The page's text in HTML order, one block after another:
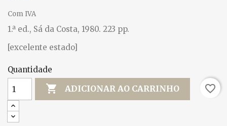
Com IVA
1.ª ed., Sá da Costa, 1980. 223 pp.
[excelente estado]
Quantidade
 ADICIONAR AO CARRINHO favorite_border